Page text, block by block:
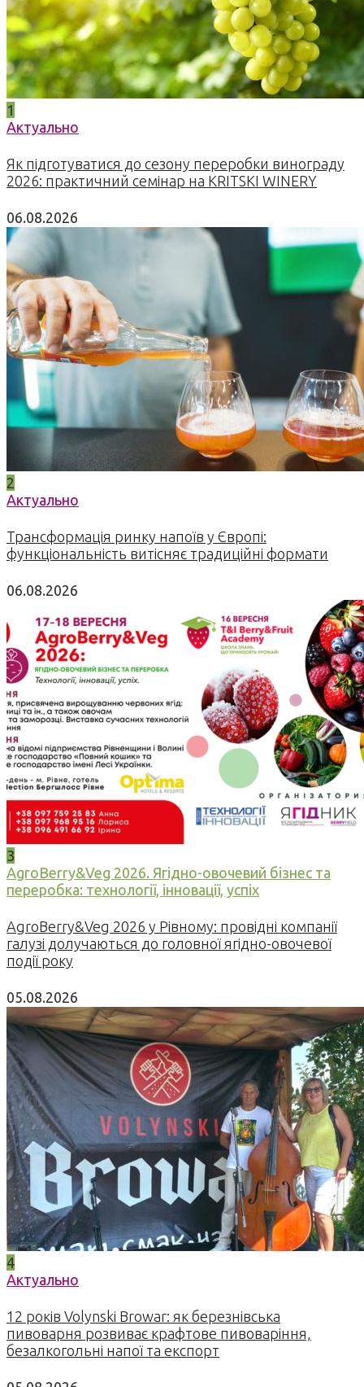
1
Актуально
Як підготуватися до сезону переробки винограду
2026: практичний семінар на KRITSKI WINERY
06.08.2026
2
Актуально
Трансформація ринку напоїв у Європі:
функціональність витісняє традиційні формати
06.08.2026
3
AgroBerry&Veg 2026. Ягідно-овочевий бізнес та
переробка: технології, інновації, успіх
AgroBerry&Veg 2026 у Рівному: провідні компанії
галузі долучаються до головної ягідно-овочевої
події року
05.08.2026
4
Актуально
12 років Volynski Browar: як березнівська
пивоварня розвиває крафтове пивоваріння,
безалкогольні напої та експорт